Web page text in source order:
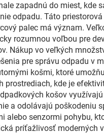
zapadnú do miest, kde
odpadu. Táto
palec má význam.
rozumnou voľbou pre
Nákup vo veľkých
pre správu odpadu
košmi, ktoré
prostrediach, kde je
košov
a odolávajú
alebo senzormi pohybu,
príťažlivosť